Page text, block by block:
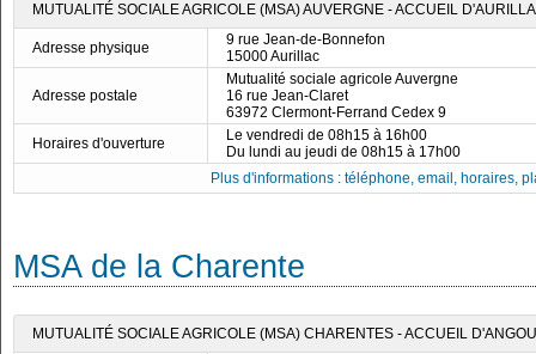
MUTUALITÉ SOCIALE AGRICOLE (MSA) AUVERGNE - ACCUEIL
Adresse physique
9 rue Jean-de-Bonnefon
15000 Aurillac
Adresse postale
Mutualité sociale agricole Auvergne
16 rue Jean-Claret
63972 Clermont-Ferrand Cedex 9
Horaires d'ouverture
Le vendredi de 08h15 à 16h00
Du lundi au jeudi de 08h15 à 17h00
Plus d'informations : téléphone, email, horaires,
MSA de la Charente
MUTUALITÉ SOCIALE AGRICOLE (MSA) CHARENTES - ACCUEIL